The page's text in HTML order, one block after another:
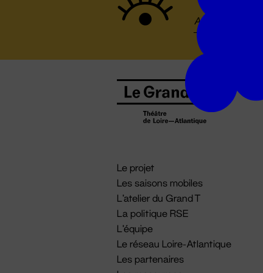
Le projet
Les saisons mobiles
L'atelier du Grand T
La politique RSE
L'équipe
Le réseau Loire-Atlantique
Les partenaires